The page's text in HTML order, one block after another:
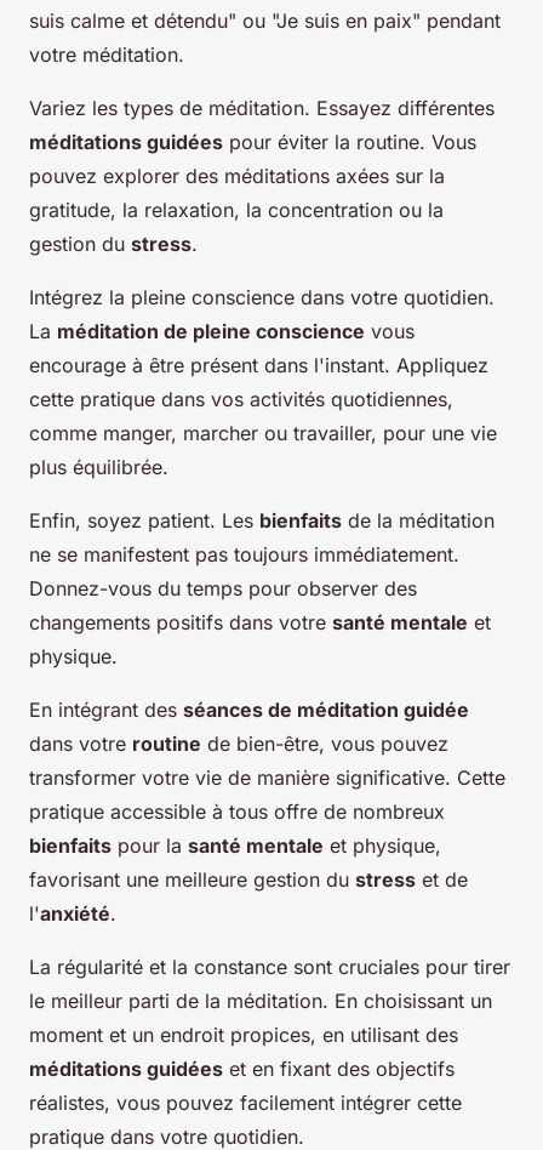
suis calme et détendu" ou "Je suis en paix" pendant
votre méditation.
Variez les types de méditation. Essayez différentes
méditations guidées pour éviter la routine. Vous
pouvez explorer des méditations axées sur la
gratitude, la relaxation, la concentration ou la
gestion du stress.
Intégrez la pleine conscience dans votre quotidien.
La méditation de pleine conscience vous
encourage à être présent dans l'instant. Appliquez
cette pratique dans vos activités quotidiennes,
comme manger, marcher ou travailler, pour une vie
plus équilibrée.
Enfin, soyez patient. Les bienfaits de la méditation
ne se manifestent pas toujours immédiatement.
Donnez-vous du temps pour observer des
changements positifs dans votre santé mentale et
physique.
En intégrant des séances de méditation guidée
dans votre routine de bien-être, vous pouvez
transformer votre vie de manière significative. Cette
pratique accessible à tous offre de nombreux
bienfaits pour la santé mentale et physique,
favorisant une meilleure gestion du stress et de
l'anxiété.
La régularité et la constance sont cruciales pour tirer
le meilleur parti de la méditation. En choisissant un
moment et un endroit propices, en utilisant des
méditations guidées et en fixant des objectifs
réalistes, vous pouvez facilement intégrer cette
pratique dans votre quotidien.